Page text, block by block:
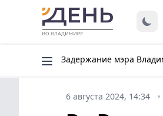
Задержание мэра
6 августа 2024, 14:34